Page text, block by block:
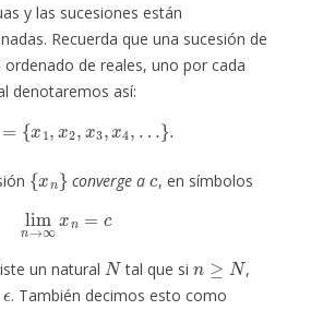
y las sucesiones están
Recuerda que una sucesión de
de reales, uno por cada
denotaremos así:
{x1 x2 x3 x4
{x }
converge a , en símbolos
limn → xn =
un natural
N
tal que si
,
. También decimos esto como